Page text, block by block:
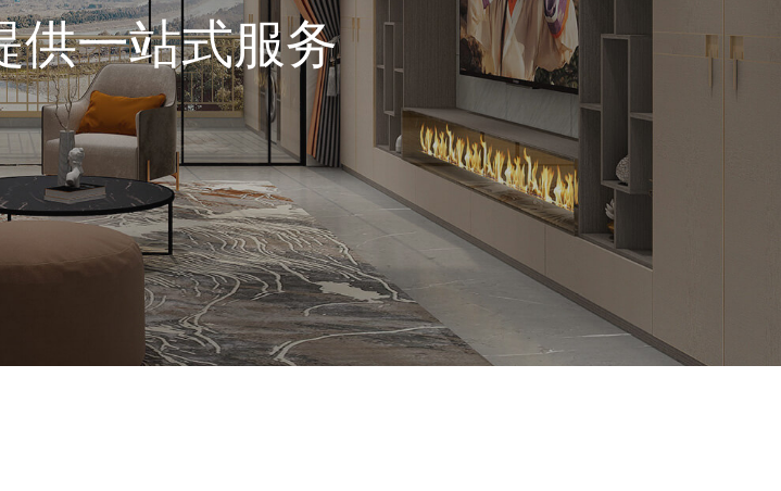
供一站式服务